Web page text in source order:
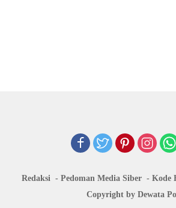
Redaksi Pedoman Media Siber Kode
Copyright by Dewata